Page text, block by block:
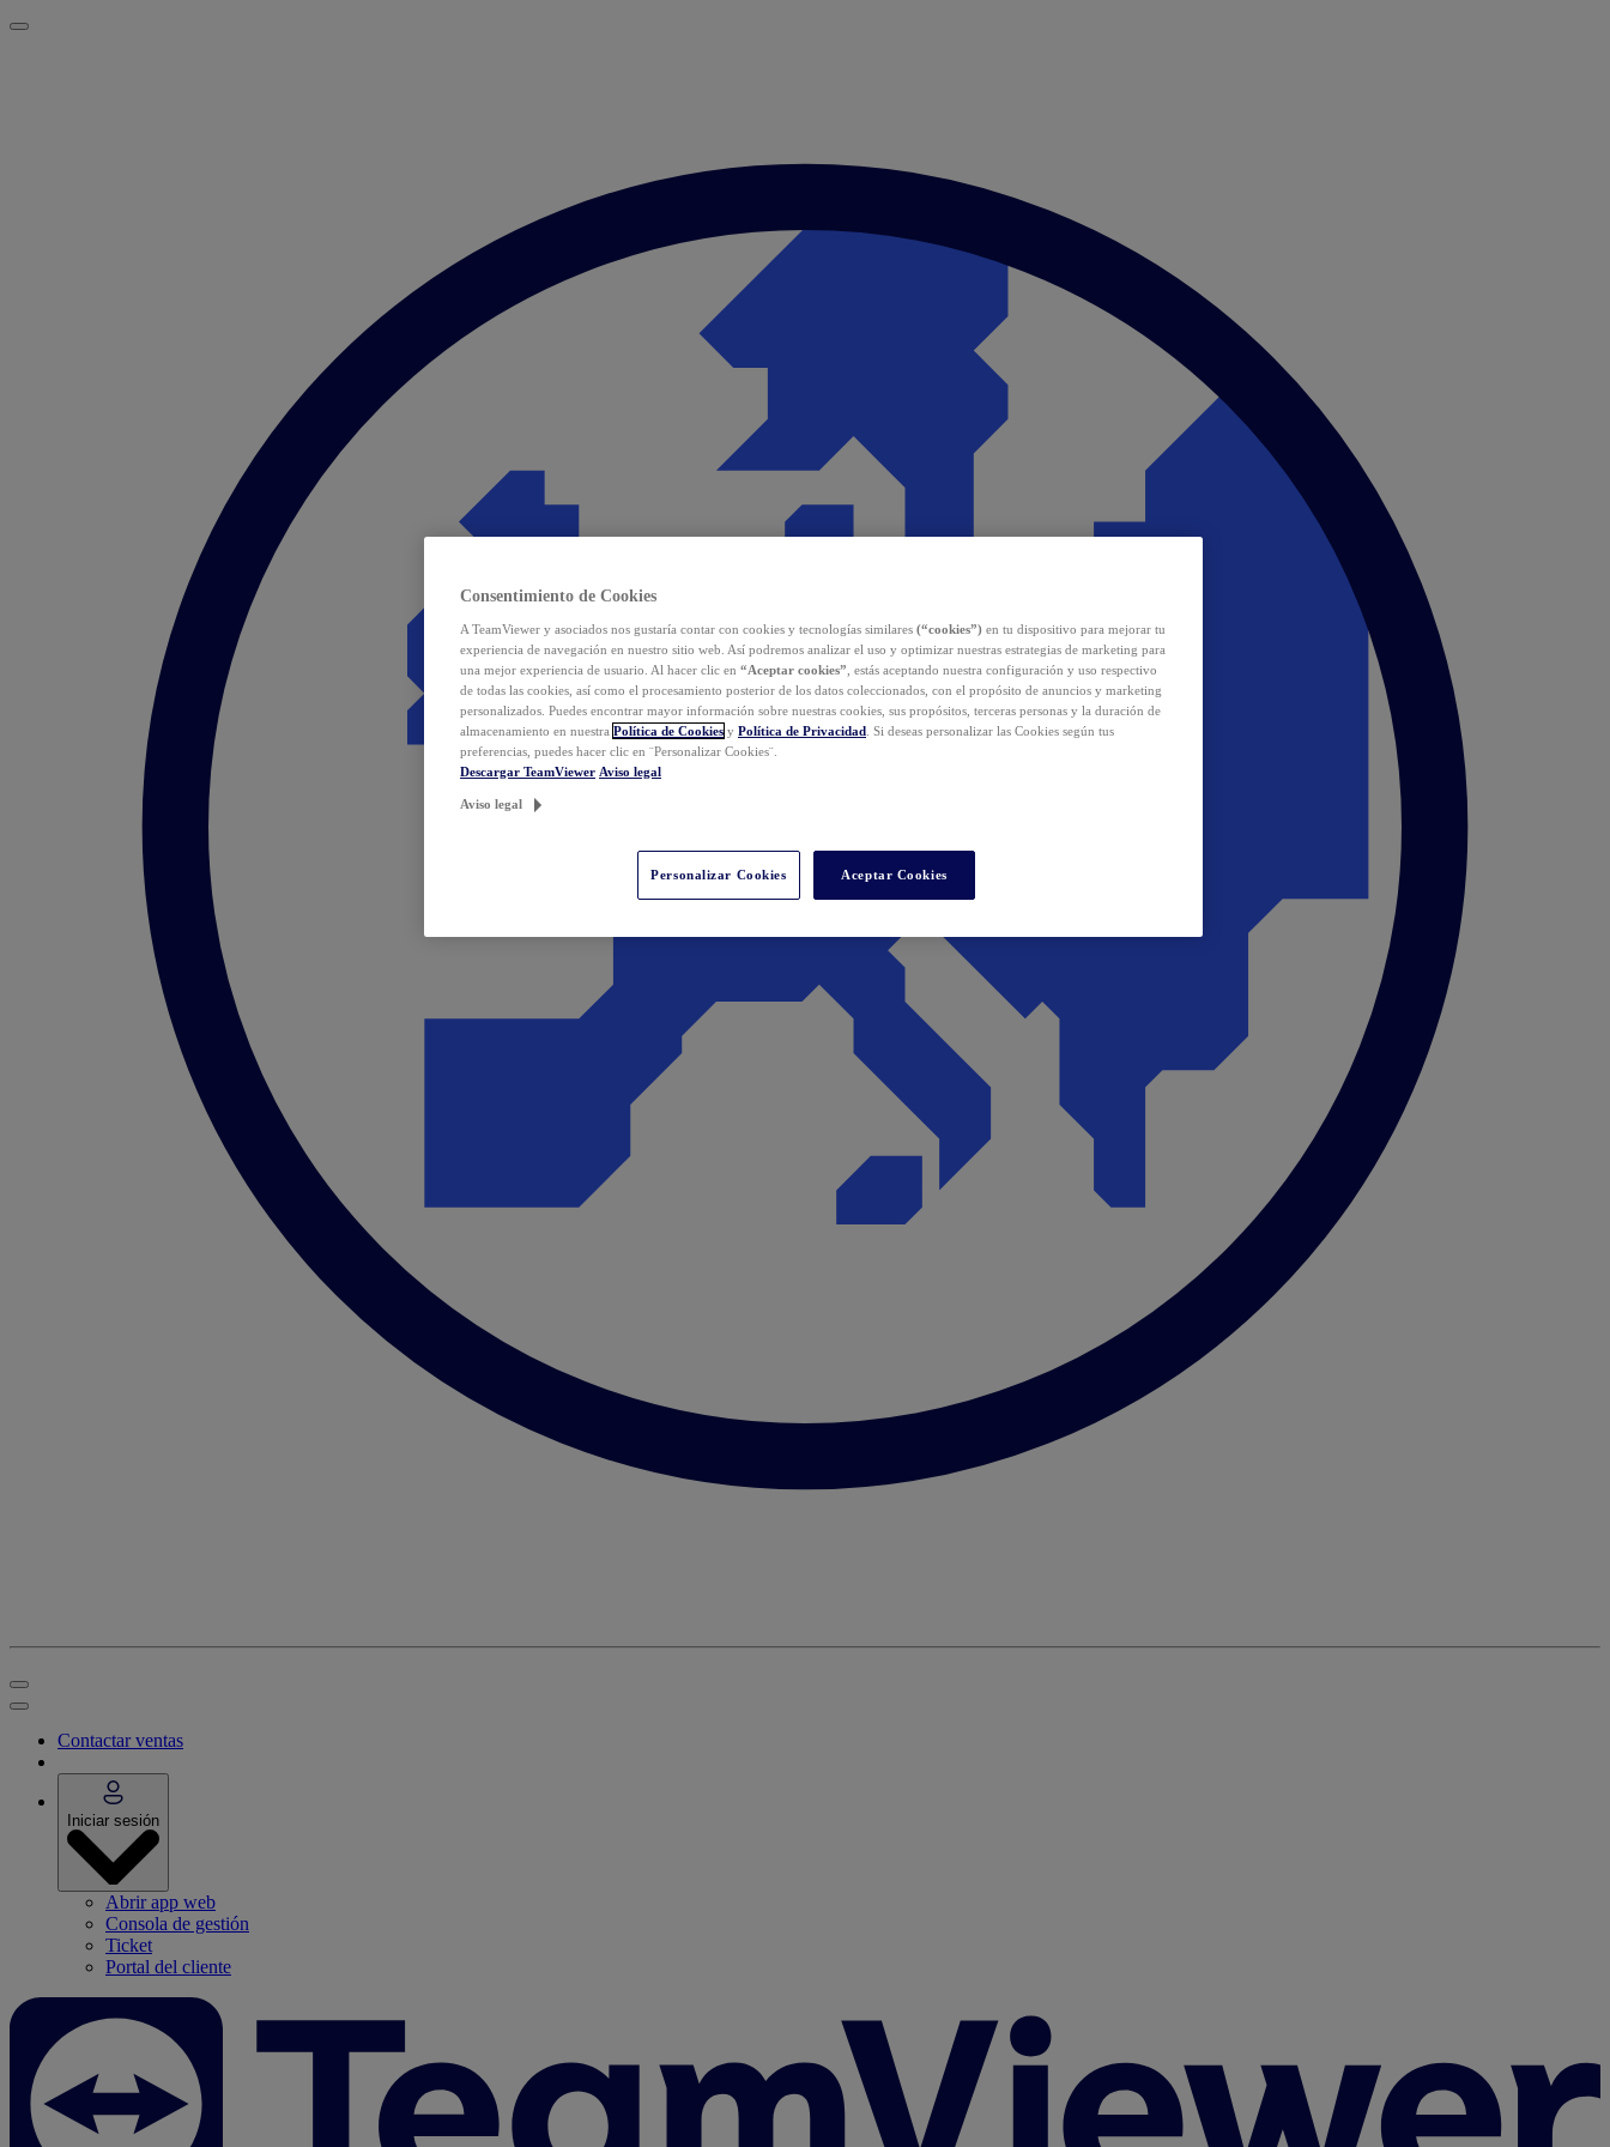
Contactar ventas
Iniciar sesión
Abrir app web
Consola de gestión
Ticket
Portal del cliente
Consentimiento de Cookies
A TeamViewer y asociados nos gustaría contar con cookies y tecnologías similares (“cookies”) en tu dispositivo para mejorar tu
experiencia de navegación en nuestro sitio web. Así podremos analizar el uso y optimizar nuestras estrategias de marketing para
una mejor experiencia de usuario. Al hacer clic en “Aceptar cookies” , estás aceptando nuestra configuración y uso respectivo
de todas las cookies, así como el procesamiento posterior de los datos coleccionados, con el propósito de anuncios y marketing
personalizados. Puedes encontrar mayor información sobre nuestras cookies, sus propósitos, terceras personas y la duración de
almacenamiento en nuestra Política de Cookies y Política de Privacidad . Si deseas personalizar las Cookies según tus
preferencias, puedes hacer clic en ¨Personalizar Cookies¨.
Descargar TeamViewer Aviso legal
Aviso legal
Personalizar Cookies Aceptar Cookies